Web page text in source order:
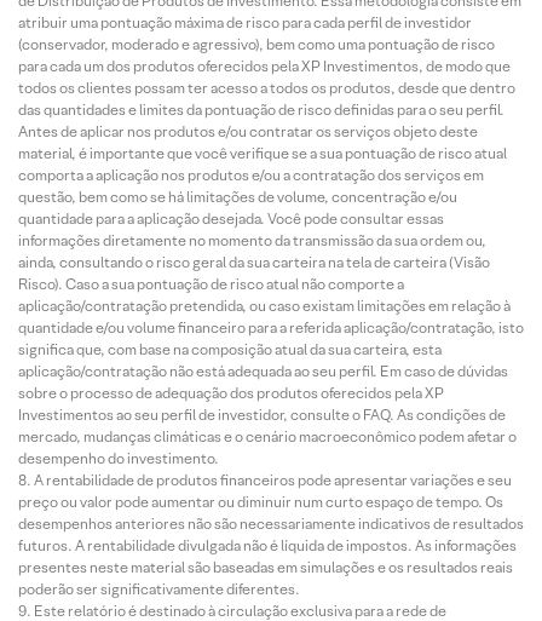
atribuir uma pontuação máxima de risco para cada perfil de investidor
(conservador, moderado e agressivo), bem como uma pontuação de risco
para cada um dos produtos oferecidos pela XP Investimentos, de modo que
todos os clientes possam ter acesso a todos os produtos, desde que dentro
das quantidades e limites da pontuação de risco definidas para o seu perfil.
Antes de aplicar nos produtos e/ou contratar os serviços objeto deste
material, é importante que você verifique se a sua pontuação de risco atual
comporta a aplicação nos produtos e/ou a contratação dos serviços em
questão, bem como se há limitações de volume, concentração e/ou
quantidade para a aplicação desejada. Você pode consultar essas
informações diretamente no momento da transmissão da sua ordem ou,
ainda, consultando o risco geral da sua carteira na tela de carteira (Visão
Risco). Caso a sua pontuação de risco atual não comporte a
aplicação/contratação pretendida, ou caso existam limitações em relação à
quantidade e/ou volume financeiro para a referida aplicação/contratação, isto
significa que, com base na composição atual da sua carteira, esta
aplicação/contratação não está adequada ao seu perfil. Em caso de dúvidas
sobre o processo de adequação dos produtos oferecidos pela XP
Investimentos ao seu perfil de investidor, consulte o FAQ. As condições de
mercado, mudanças climáticas e o cenário macroeconômico podem afetar o
desempenho do investimento.
A rentabilidade de produtos financeiros pode apresentar variações e seu
preço ou valor pode aumentar ou diminuir num curto espaço de tempo. Os
desempenhos anteriores não são necessariamente indicativos de resultados
futuros. A rentabilidade divulgada não é líquida de impostos. As informações
presentes neste material são baseadas em simulações e os resultados reais
poderão ser significativamente diferentes.
Este relatório é destinado à circulação exclusiva para a rede de